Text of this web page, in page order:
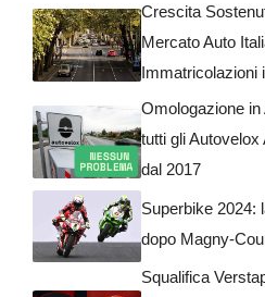
Crescita
Mercato Auto
Immatricolazioni
Omologazione in
tutti gli Autovelox
dal 2017
Superbike 2024:
dopo Magny-
Squalifica